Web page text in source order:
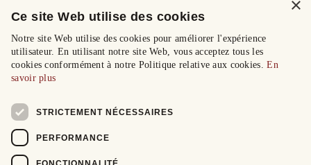
×
Ce site Web utilise des cookies
Notre site Web utilise des cookies pour améliorer l'expérience
utilisateur. En utilisant notre site Web, vous acceptez tous les
cookies conformément à notre Politique relative aux cookies.En
savoir plus
STRICTEMENT NÉCESSAIRES
PERFORMANCE